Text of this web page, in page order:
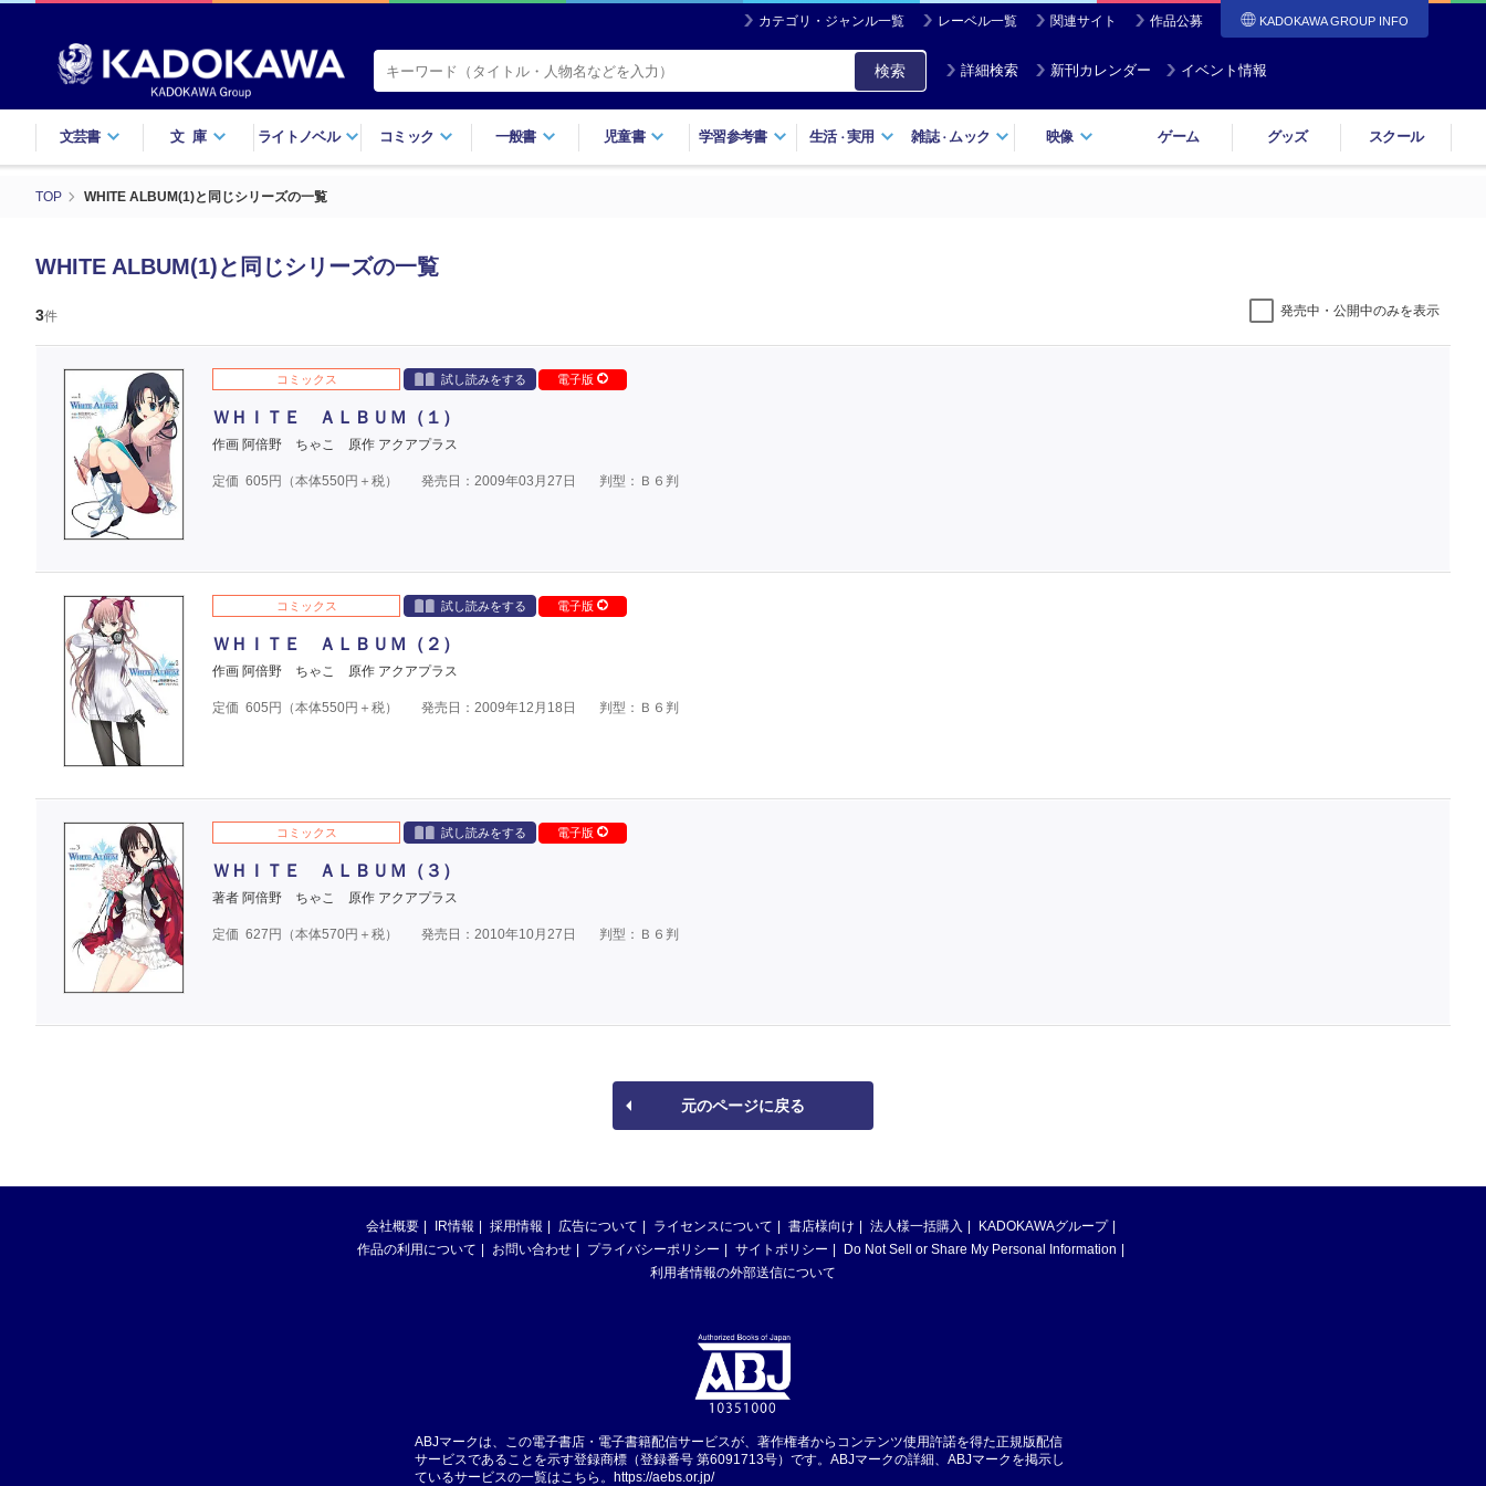
カテゴリ・ジャンル一覧 レーベル一覧 関連サイト 作品公募 KADOKAWA GROUP INFO
検索 詳細検索 新刊カレンダー イベント情報
文芸書 文庫 ライトノベル コミック 一般書 児童書 学習参考書 生活・実用 雑誌・ ムック 映像 ゲーム グッズ スクール
TOP WHITE ALBUM(1)と同じシリーズの一覧
WHITE ALBUM(1)と同じシリーズの一覧
3件 発売中・公開中のみを表示
コミックス 試し読みをする 電子版
ＷＨＩＴＥ ＡＬＢＵＭ（１）
作画 阿倍野 ちゃこ 原作 アクアプラス
定価 605円（本体550円＋税） 発売日：2009年03月27日 判型：Ｂ６判
コミックス 試し読みをする 電子版
ＷＨＩＴＥ ＡＬＢＵＭ（２）
作画 阿倍野 ちゃこ 原作 アクアプラス
定価 605円（本体550円＋税） 発売日：2009年12月18日 判型：Ｂ６判
コミックス 試し読みをする 電子版
ＷＨＩＴＥ ＡＬＢＵＭ（３）
著者 阿倍野 ちゃこ 原作 アクアプラス
定価 627円（本体570円＋税） 発売日：2010年10月27日 判型：Ｂ６判
元のページに戻る
会社概要 IR情報 採用情報 広告について ライセンスについて 書店様向け 法人様一括購入
KADOKAWAグループ
作品の利用について
お問い合わせ プライバシーポリシー サイトポリシー
Do Not Sell or Share My Personal Information
利用者情報の外部送信について
ABJマークは、この電子書店・電子書籍配信サービスが、著作権者からコンテンツ使用許諾を得た正規版配信
サービスであることを示す登録商標（登録番号 第6091713号）です。ABJマークの詳細、ABJマークを掲示し
ているサービスの一覧はこちら。 https://aebs.or.jp/